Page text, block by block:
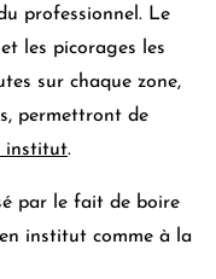
professionnel . Le
les picorages les
sur chaque zone,
permettront de
institut.
par le fait de boire
institut comme à la